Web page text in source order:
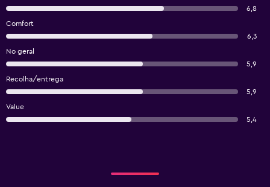
6,8
Comfort
6,3
No geral
5,9
Recolha/entrega
5,9
Value
5,4